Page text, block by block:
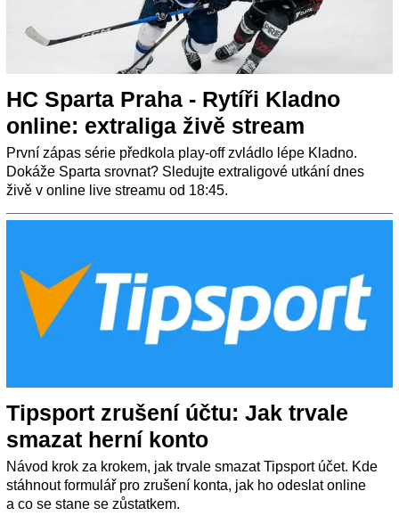
HC Sparta Praha - Rytíři Kladno
online: extraliga živě stream
První zápas série předkola play-off zvládlo lépe Kladno.
Dokáže Sparta srovnat? Sledujte extraligové utkání dnes
živě v online live streamu od 18:45.
Tipsport zrušení účtu: Jak trvale
smazat herní konto
Návod krok za krokem, jak trvale smazat Tipsport účet. Kde
stáhnout formulář pro zrušení konta, jak ho odeslat online
a co se stane se zůstatkem.